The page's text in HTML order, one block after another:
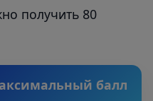
получить 80
балл